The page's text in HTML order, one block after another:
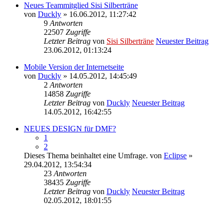
Neues Teammitglied Sisi Silberträne
von Duckly » 16.06.2012, 11:27:42
9 Antworten
22507 Zugriffe
Letzter Beitrag von Sisi Silberträne Neuester Beitrag
23.06.2012, 01:13:24
Mobile Version der Internetseite
von Duckly » 14.05.2012, 14:45:49
2 Antworten
14858 Zugriffe
Letzter Beitrag von Duckly Neuester Beitrag
14.05.2012, 16:42:55
NEUES DESIGN für DMF?
1
2
Dieses Thema beinhaltet eine Umfrage. von Eclipse »
29.04.2012, 13:54:34
23 Antworten
38435 Zugriffe
Letzter Beitrag von Duckly Neuester Beitrag
02.05.2012, 18:01:55